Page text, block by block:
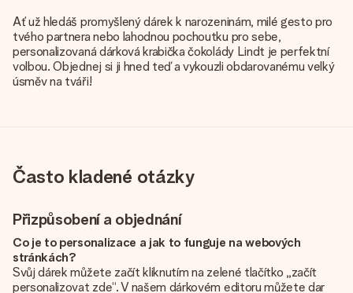
Ať už hledáš promyšlený dárek k narozeninám, milé gesto pro
tvého partnera nebo lahodnou pochoutku pro sebe,
personalizovaná dárková krabička čokolády Lindt je perfektní
volbou. Objednej si ji hned teď a vykouzli obdarovanému velký
úsměv na tváři!
Často kladené otázky
Přizpůsobení a objednání
Co je to personalizace a jak to funguje na webových
stránkách?
Svůj dárek můžete začít kliknutím na zelené tlačítko „začít
personalizovat zde“. V našem dárkovém editoru můžete dar